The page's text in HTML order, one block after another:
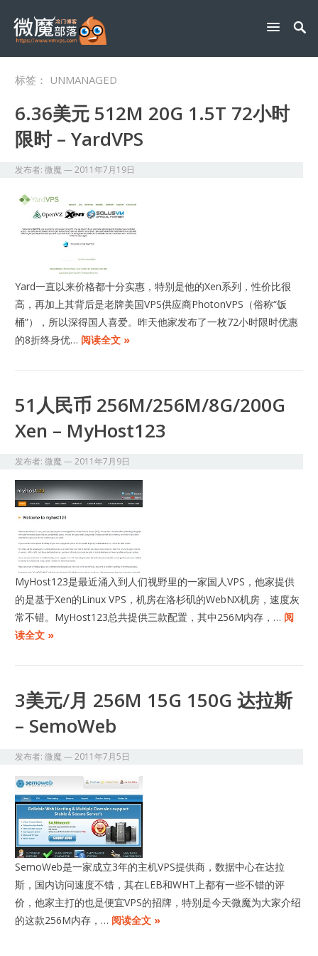
标签： UNMANAGED
6.36美元 512M 20G 1.5T 72小时
限时 – YardVPS
发布者:微魔—2011年7月19日
Yard一直以来价格都十分实惠，特别是他的Xen系列，性价比很
高，再加上其背后是老牌美国VPS供应商PhotonVPS（俗称“饭
桶”），所以深得国人喜爱。昨天他家发布了一枚72小时限时优惠
的8折终身优… 阅读全文 »
51人民币 256M/256M/8G/200G
Xen – MyHost123
发布者:微魔 —2011年7月9日
MyHost123是最近涌入到人们视野里的一家国人VPS，他家提供
的是基于Xen的Linux VPS，机房在洛杉矶的WebNX机房，速度灰
常不错。MyHost123总共提供三款配置，其中256M内存，… 阅
读全文 »
3美元/月 256M 15G 150G 达拉斯
– SemoWeb
发布者:微魔—2011年7月5日
SemoWeb是一家成立3年的主机VPS提供商，数据中心在达拉
斯，国内访问速度不错，其在LEB和WHT上都有一些不错的评
价，他家主打的也是便宜VPS的招牌，特别是今天微魔为大家介绍
的这款256M内存，… 阅读全文 »